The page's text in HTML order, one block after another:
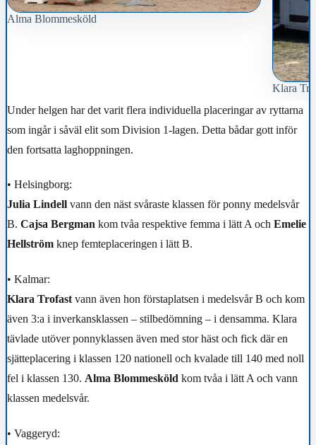
Alma Blommesköld
Klara
Under helgen har det varit flera individuella placeringar av ryttarna
som ingår i såväl elit som Division 1-lagen. Detta bådar gott inför
den fortsatta laghoppningen.
• Helsingborg:
Julia Lindell vann den näst svåraste klassen för ponny medelsvår
B. Cajsa Bergman kom tvåa respektive femma i lätt A och Emelie
Hellström knep femteplaceringen i lätt B.
• Kalmar:
Klara Trofast vann även hon förstaplatsen i medelsvår B och kom
även 3:a i inverkansklassen – stilbedömning – i densamma. Klara
tävlade utöver ponnyklassen även med stor häst och fick där en
sjätteplacering i klassen 120 nationell och kvalade till 140 med noll
fel i klassen 130. Alma Blommesköld kom tvåa i lätt A och vann
klassen medelsvår.
• Vaggeryd: